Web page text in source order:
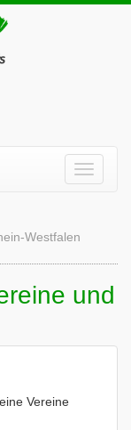
Westfalen
und
Vereine